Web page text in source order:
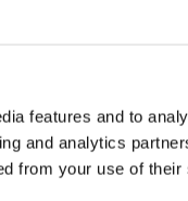
features and to
and analytics
from your use of